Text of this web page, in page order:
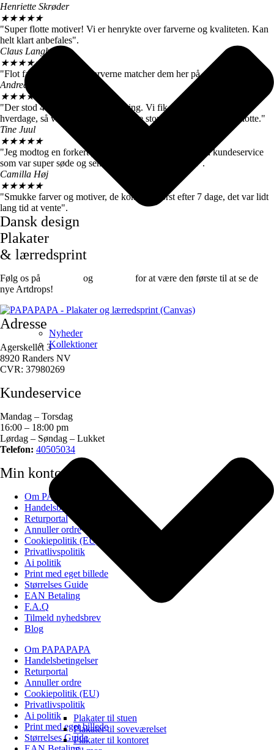
Nyheder
Kollektioner
Plakater til stuen
Plakater til soveværelset
Plakater til kontoret
Henriette Skrøder
★★★★★
"Super flotte motiver! Vi er henrykte over farverne og kvaliteten. Kan
helt klart anbefales".
Claus Langballe
★★★★★
"Flot farvegengivelse. Farverne matcher dem her på siden".
Andreas W. Nielsen
★★★★
"Der stod 4-6 hverdage ved levering. Vi fik motiverne efter 3
hverdage, så vi er meget tilfredse. De store billeder er virkelig flotte."
Tine Juul
★★★★★
"Jeg modtog en forkert plakat. Men fik hurtigt talt med kundeservice
som var super søde og sendte mig straks den rigtige".
Camilla Høj
★★★★★
"Smukke farver og motiver, de kom dog først efter 7 dage, det var lidt
lang tid at vente".
Dansk design
Plakater
& lærredsprint
Følg os på og
for at være den første til at se de
nye Artdrops!
Adresse
Agerskellet 3
8920 Randers NV
CVR: 37980269
Kundeservice
Mandag – Torsdag
16:00 – 18:00 pm
Lørdag – Søndag – Lukket
Telefon: 40505034
Min konto
Om PAPAPAPA
Handelsbetingelser
Returportal
Annuller ordre
Cookiepolitik (EU)
Privatlivspolitik
Ai politik
Print med eget billede
Størrelses Guide
EAN Betaling
F.A.Q
Tilmeld nyhedsbrev
Blog
Om PAPAPAPA
Handelsbetingelser
Returportal
Annuller ordre
Cookiepolitik (EU)
Privatlivspolitik
Ai politik
Print med eget billede
Størrelses Guide